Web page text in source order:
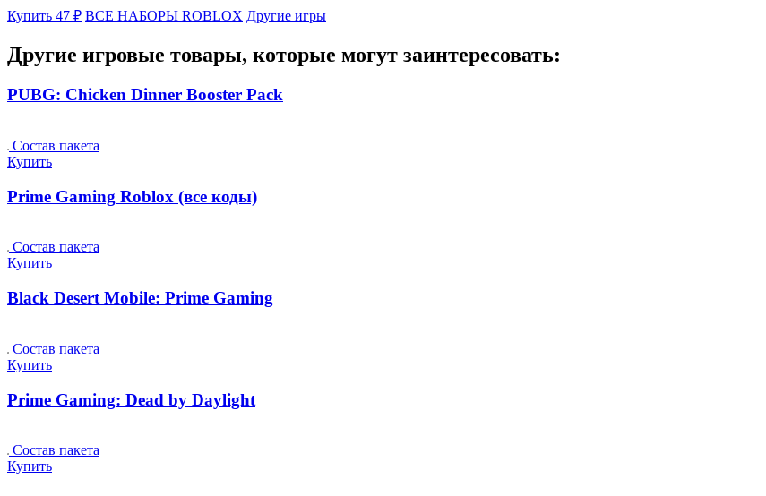
Купить 47 ₽ ВСЕ НАБОРЫ ROBLOX Другие игры
Другие игровые товары, которые могут заинтересовать:
PUBG: Chicken Dinner Booster Pack
Состав пакета
Купить
Prime Gaming Roblox (все коды)
Состав пакета
Купить
Black Desert Mobile: Prime Gaming
Состав пакета
Купить
Prime Gaming: Dead by Daylight
Состав пакета
Купить